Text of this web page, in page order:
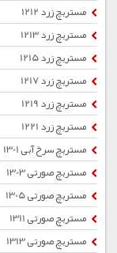
مستربچ زرد 1212
مستربچ زرد 1213
مستربچ زرد 1215
مستربچ زرد 1217
مستربچ زرد 1219
مستربچ زرد 1221
مستربچ سرخ آبی 1301
مستربچ صورتی 1303
مستربچ صورتی 1305
مستربچ صورتی 1311
مستربچ صورتی 1313